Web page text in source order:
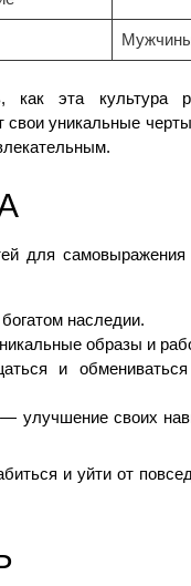
как эта культура
уникальные
для самовыражения
наследии.
образы и
и
улучшение своих
и уйти от